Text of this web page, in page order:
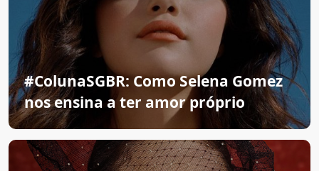
#ColunaSGBR: Como Selena Gomez
nos ensina a ter amor próprio